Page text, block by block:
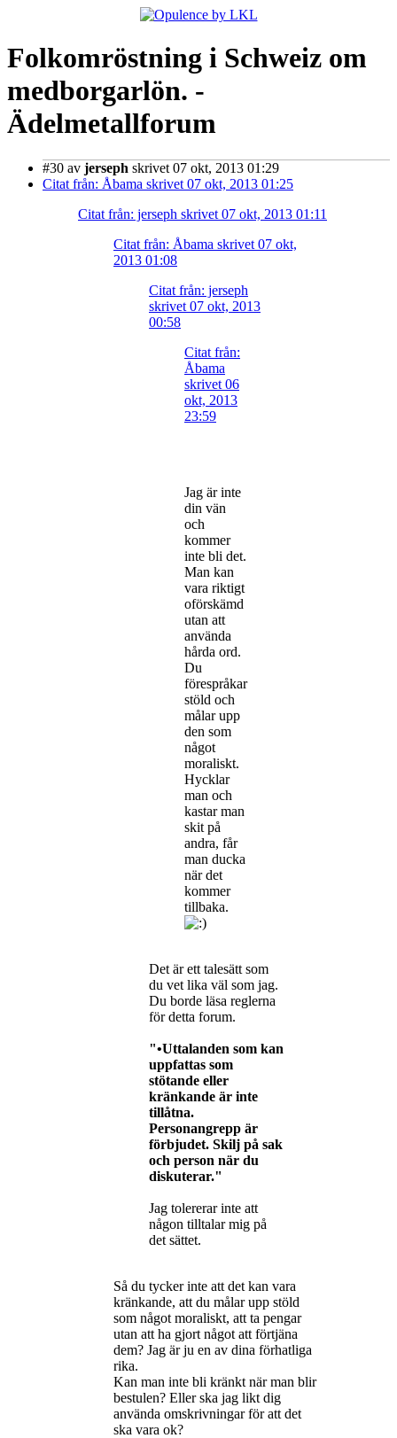
Folkomröstning i Schweiz om
medborgarlön. -
Ädelmetallforum
#30 av jerseph skrivet 07 okt, 2013 01:29
Citat från: Åbama skrivet 07 okt, 2013 01:25
Citat från: jerseph skrivet 07 okt, 2013 01:11
Citat från: Åbama skrivet 07 okt,
2013 01:08
Citat från: jerseph
skrivet 07 okt, 2013
00:58
Citat från:
Åbama
skrivet 06
okt, 2013
23:59
Jag är inte
din vän
och
kommer
inte bli det.
Man kan
vara riktigt
oförskämd
utan att
använda
hårda ord.
Du
förespråkar
stöld och
målar upp
den som
något
moraliskt.
Hycklar
man och
kastar man
skit på
andra, får
man ducka
när det
kommer
tillbaka.
Det är ett talesätt som
du vet lika väl som jag.
Du borde läsa reglerna
för detta forum.
"•Uttalanden som kan
uppfattas som
stötande eller
kränkande är inte
tillåtna.
Personangrepp är
förbjudet. Skilj på sak
och person när du
diskuterar."
Jag tolererar inte att
någon tilltalar mig på
det sättet.
Så du tycker inte att det kan vara
kränkande, att du målar upp stöld
som något moraliskt, att ta pengar
utan att ha gjort något att förtjäna
dem? Jag är ju en av dina förhatliga
rika.
Kan man inte bli kränkt när man blir
bestulen? Eller ska jag likt dig
använda omskrivningar för att det
ska vara ok?